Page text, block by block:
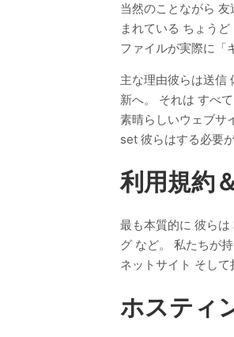
当然のことながら
まれている ちょう
ファイルが実際に「
主な理由彼らは送信
新へ。 それは すべ
素晴らしいウェブサ
set 彼らはする必要
利用規約
最も本質的に 彼ら
グ など。 私たちが
ネットサイト そして
ホスティ